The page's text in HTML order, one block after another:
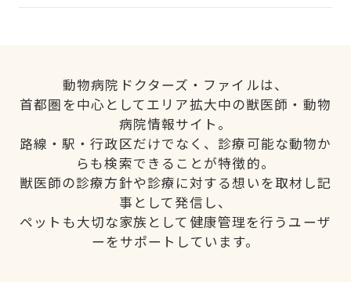
動物病院ドクターズ・ファイルは、
首都圏を中心としてエリア拡大中の獣医師・動物
病院情報サイト。
路線・駅・行政区だけでなく、診療可能な動物か
らも検索できることが特徴的。
獣医師の診療方針や診療に対する想いを取材し記
事として発信し、
ペットも大切な家族として健康管理を行うユーザ
ーをサポートしています。